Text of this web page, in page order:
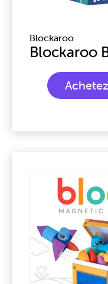
Blockaroo
Blockaroo